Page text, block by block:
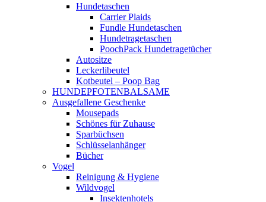
Hundetaschen
Carrier Plaids
Fundle Hundetaschen
Hundetragetaschen
PoochPack Hundetragetücher
Autositze
Leckerlibeutel
Kotbeutel – Poop Bag
HUNDEPFOTENBALSAME
Ausgefallene Geschenke
Mousepads
Schönes für Zuhause
Sparbüchsen
Schlüsselanhänger
Bücher
Vogel
Reinigung & Hygiene
Wildvogel
Insektenhotels